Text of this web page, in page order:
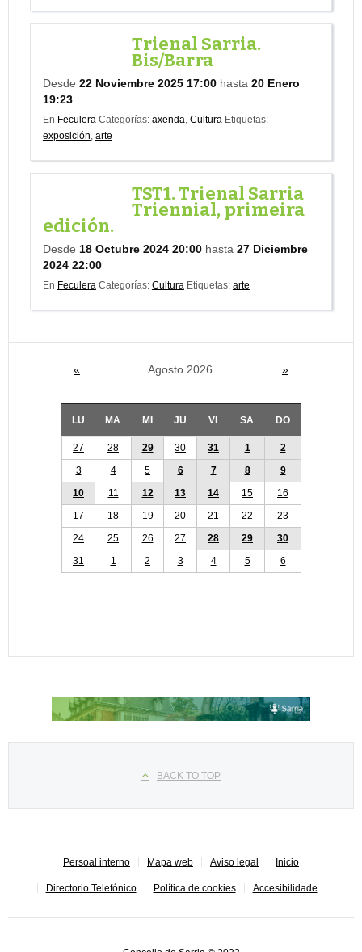
Trienal Sarria.
Bis/Barra
Desde 22 Noviembre 2025 17:00 hasta 20 Enero
19:23
En Feculera Categorías: axenda, Cultura Etiquetas:
exposición, arte
TST1. Trienal Sarria
Triennial, primeira
edición.
Desde 18 Octubre 2024 20:00 hasta 27 Diciembre
2024 22:00
En Feculera Categorías: Cultura Etiquetas: arte
« Agosto 2026 »
LU MA MI JU VI SA DO
27 28 29 30 31 1
2
3
4 5 6 7 8
9
10
11 12 13 14 15
16
17
18 19 20 21 22
23
24
25 26 27 28 29
30
31
1 2 3 4 5 6
BACK TO TOP
Persoal interno Mapa web Aviso legal Inicio
Directorio Telefónico Política de cookies Accesibilidade